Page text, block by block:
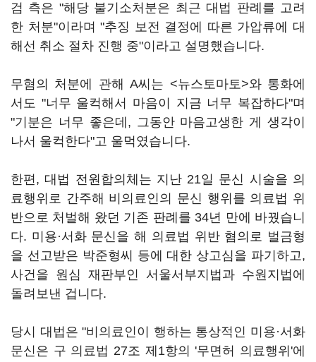
검 측은 "해당 불기소처분은 최근 대법 판례를 고려
한 처분"이라며 "추징 보전 결정에 따른 가압류에 대
해선 취소 절차 진행 중"이라고 설명했습니다.
무혐의 처분에 관해 A씨는 <뉴스토마토>와 통화에
서도 "너무 울컥해서 마음이 지금 너무 복잡하다"며
"기분은 너무 좋은데, 그동안 마음고생한 게 생각이
나서 울컥한다"고 울먹였습니다.
한편, 대법 전원합의체는 지난 21일 문신 시술을 의
료행위로 간주해 비의료인의 문신 행위를 의료법 위
반으로 처벌해 왔던 기존 판례를 34년 만에 바꿨습니
다. 미용·서화 문신을 해 의료법 위반 혐의로 벌금형
을 선고받은 박준형씨 등에 대한 상고심을 파기하고,
사건을 원심 재판부인 서울서부지법과 수원지법에
돌려보낸 겁니다.
당시 대법은 "비의료인이 행하는 통상적인 미용·서화
문신은 구 의료법 27조 제1항의 '무면허 의료행위'에